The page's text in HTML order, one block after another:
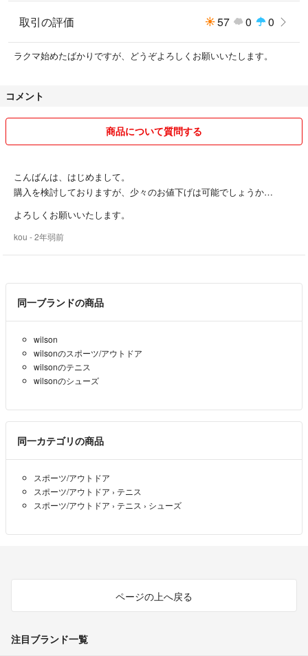
取引の評価 57 0 0
ラクマ始めたばかりですが、どうぞよろしくお願いいたします。
コメント
商品について質問する
こんばんは、はじめまして。
購入を検討しておりますが、少々のお値下げは可能でしょうか…
よろしくお願いいたします。
kou - 2年弱前
同一ブランドの商品
wilson
wilsonのスポーツ/アウトドア
wilsonのテニス
wilsonのシューズ
同一カテゴリの商品
スポーツ/アウトドア
スポーツ/アウトドア › テニス
スポーツ/アウトドア › テニス › シューズ
ページの上へ戻る
注目ブランド一覧